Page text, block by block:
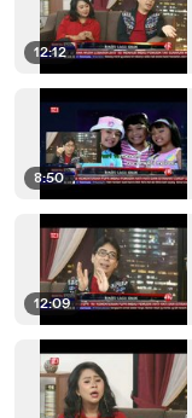
12:12
8:50
12:09